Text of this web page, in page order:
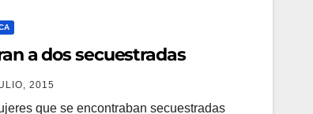
a dos secuestradas
2015
que se encontraban secuestradas